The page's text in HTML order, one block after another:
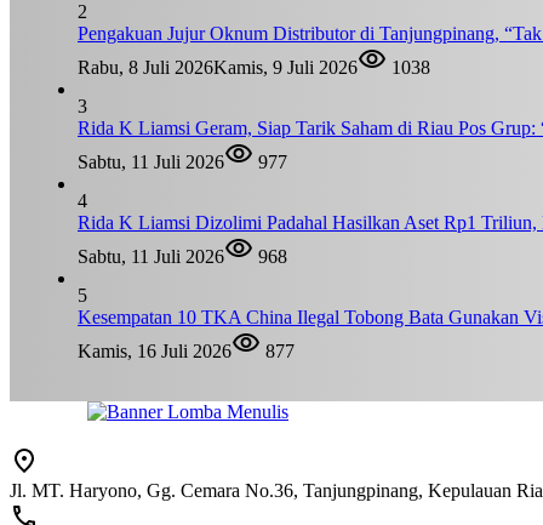
2
Pengakuan Jujur Oknum Distributor di Tanjungpinang,
Rabu, 8 Juli 2026Kamis, 9 Juli 2026
1038
3
Rida K Liamsi Geram, Siap Tarik Saham di Riau Pos
Sabtu, 11 Juli 2026
977
4
Rida K Liamsi Dizolimi Padahal Hasilkan Aset Rp1 Triliun,
Sabtu, 11 Juli 2026
968
5
Kesempatan 10 TKA China Ilegal Tobong Bata Gunakan
Kamis, 16 Juli 2026
877
Jl. MT. Haryono, Gg. Cemara No.36, Tanjungpinang, Kepulauan